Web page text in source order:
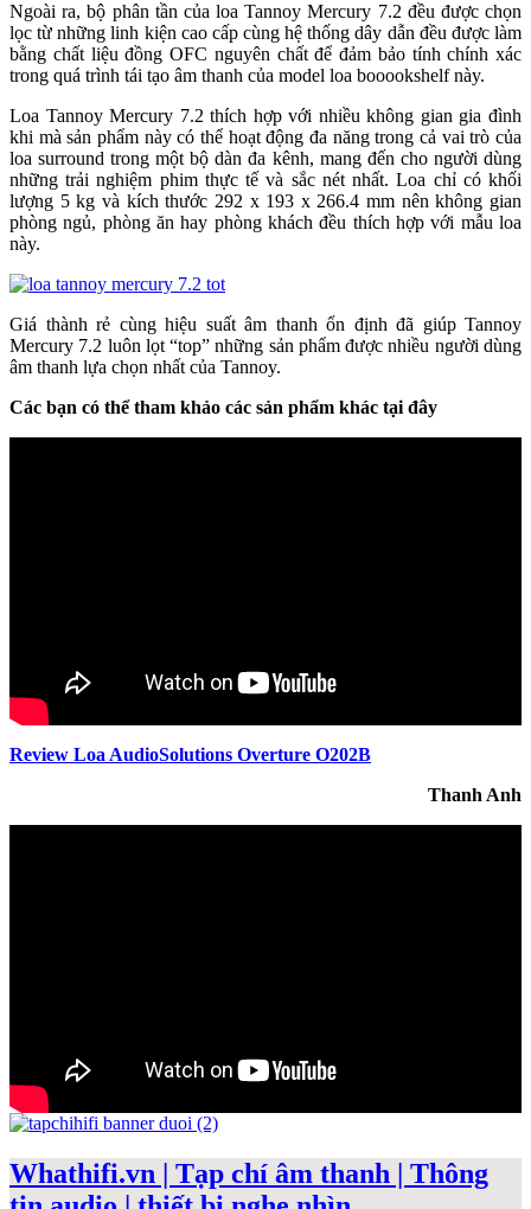
Ngoài ra, bộ phân tần của loa Tannoy Mercury 7.2 đều được chọn
lọc từ những linh kiện cao cấp cùng hệ thống dây dẫn đều được làm
bằng chất liệu đồng OFC nguyên chất để đảm bảo tính chính xác
trong quá trình tái tạo âm thanh của model loa booookshelf này.
Loa Tannoy Mercury 7.2 thích hợp với nhiều không gian gia đình
khi mà sản phẩm này có thể hoạt động đa năng trong cả vai trò của
loa surround trong một bộ dàn đa kênh, mang đến cho người dùng
những trải nghiệm phim thực tế và sắc nét nhất. Loa chỉ có khối
lượng 5 kg và kích thước 292 x 193 x 266.4 mm nên không gian
phòng ngủ, phòng ăn hay phòng khách đều thích hợp với mẫu loa
này.
Giá thành rẻ cùng hiệu suất âm thanh ổn định đã giúp Tannoy
Mercury 7.2 luôn lọt “top” những sản phẩm được nhiều người dùng
âm thanh lựa chọn nhất của Tannoy.
Các bạn có thể tham khảo các sản phẩm khác tại đây
Review Loa AudioSolutions Overture O202B
Thanh Anh
Whathifi.vn | Tạp chí âm thanh | Thông